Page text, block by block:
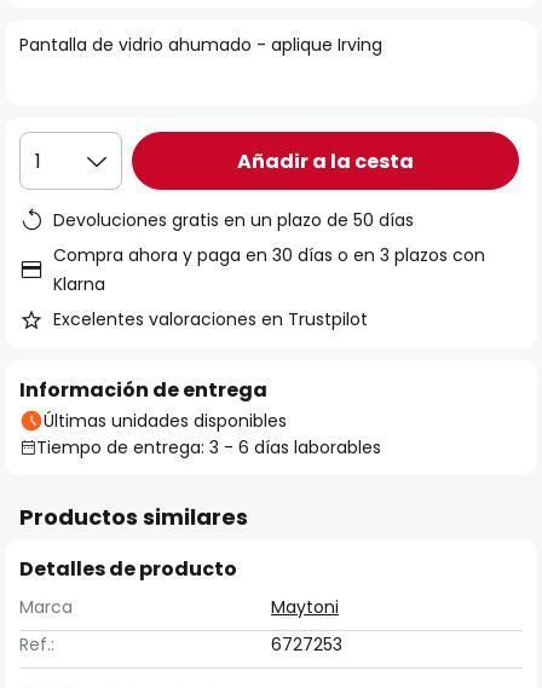
galería
Pantalla de vidrio ahumado - aplique Irving
1 Añadir a la cesta
Devoluciones gratis en un plazo de 50 días
Compra ahora y paga en 30 días o en 3 plazos con
Klarna
Excelentes valoraciones en Trustpilot
Información de entrega
Últimas unidades disponibles
Tiempo de entrega: 3 - 6 días laborables
Productos similares
Detalles de producto
Marca
Maytoni
Ref.:
6727253